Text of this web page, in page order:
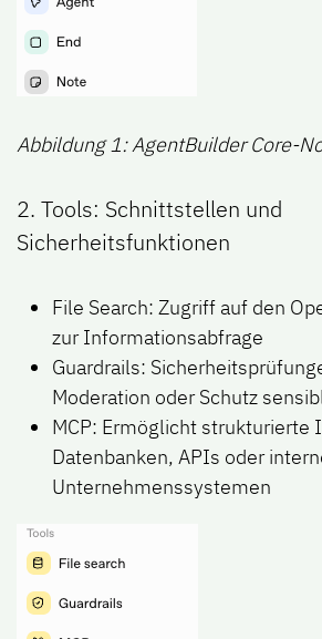
Abbildung 1: AgentBuilder Core-
2. Tools: Schnittstellen und
Sicherheitsfunktionen
File Search: Zugriff auf den
zur Informationsabfrage
Guardrails:
Moderation oder Schutz
MCP: Ermöglicht strukturierte
Datenbanken, APIs oder
Unternehmenssystemen